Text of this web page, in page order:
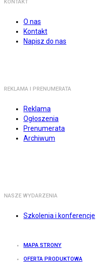
KONTAKT
O nas
Kontakt
Napisz do nas
REKLAMA I PRENUMERATA
Reklama
Ogłoszenia
Prenumerata
Archiwum
NASZE WYDARZENIA
Szkolenia i konferencje
MAPA STRONY
OFERTA PRODUKTOWA